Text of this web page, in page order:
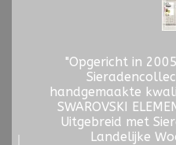
"Opgericht in
handgemaakte
SWAROVSKI
Uitgebreid met
Landelijke